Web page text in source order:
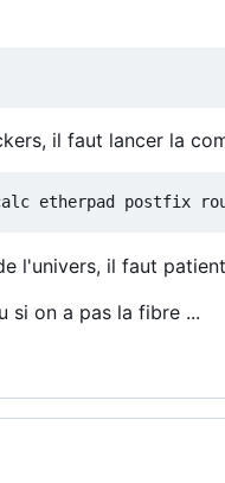
il faut lancer la
postfix
l'univers, il faut
si on a pas la fibre ...